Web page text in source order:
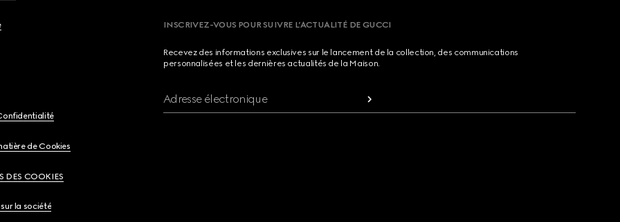
de Cookies
DES COOKIES
la société
INSCRIVEZ-VOUS POUR SUIVRE L’ACTUALITÉ DE GUCCI
Recevez des informations exclusives sur le lancement de la collection, des communications
personnalisées et les dernières actualités de la Maison.
Adresse électronique